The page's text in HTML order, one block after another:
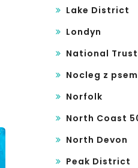
Lake District
Londyn
National Trust
Nocleg z psem
Norfolk
North Coast
North Devon
Peak District